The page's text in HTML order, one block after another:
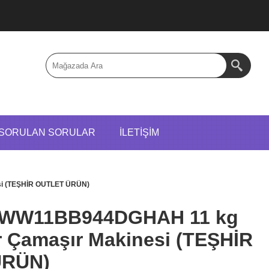
SORULAR İLETIŞIM
OUTLET ÜRÜN)
11 kg
Makinesi (TEŞHİR